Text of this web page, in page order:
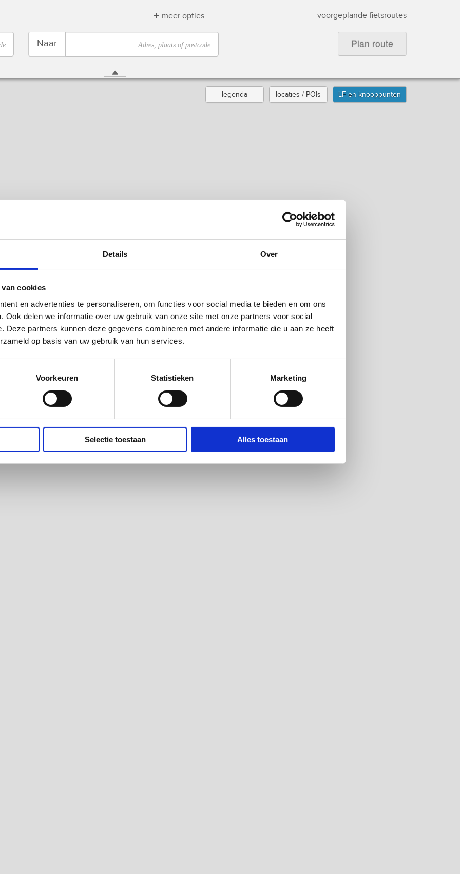
Details Over
cookies
en advertenties te personaliseren, om functies voor social media te bieden en om ons
Ook delen we informatie over uw gebruik van onze site met onze partners voor social
Deze partners kunnen deze gegevens combineren met andere informatie die u aan ze heeft
op basis van uw gebruik van hun services.
Voorkeuren Statistieken Marketing
Selectie toestaan Alles toestaan